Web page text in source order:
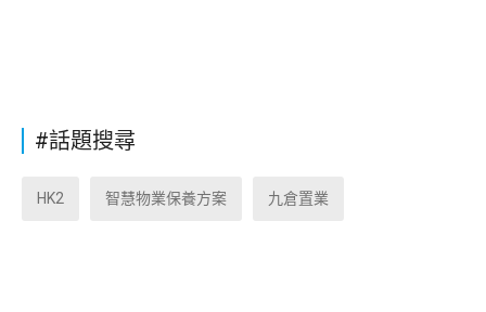
#話題搜尋
HK2 智慧物業保養方案 九倉置業